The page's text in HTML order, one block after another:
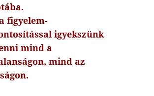
figyelem-
igyekszünk
mind a
mind az